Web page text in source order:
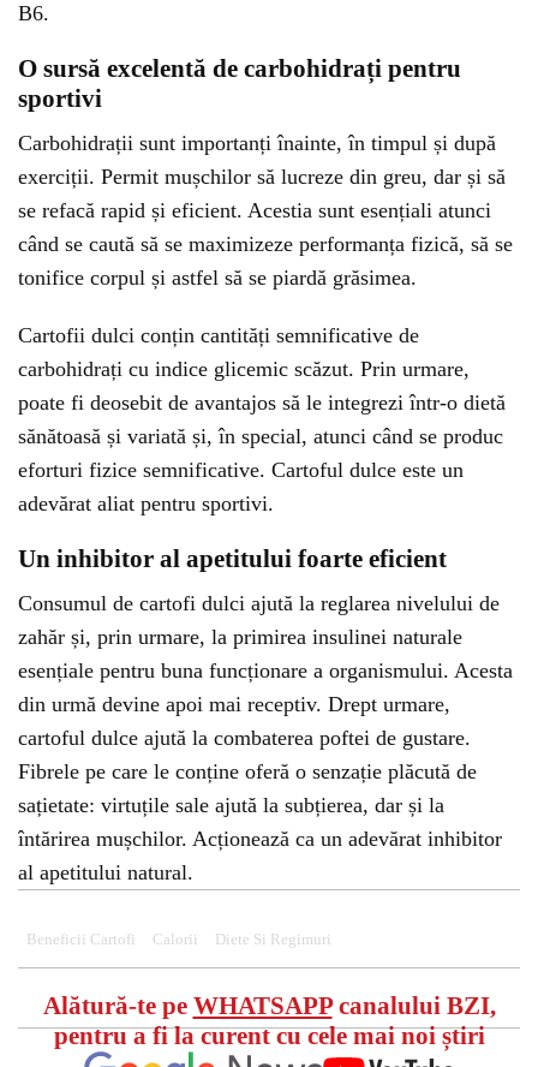
B6.
O sursă excelentă de carbohidrați pentru
sportivi
Carbohidrații sunt importanți înainte, în timpul și după
exerciții. Permit mușchilor să lucreze din greu, dar și să
se refacă rapid și eficient. Acestia sunt esențiali atunci
când se caută să se maximizeze performanța fizică, să se
tonifice corpul și astfel să se piardă grăsimea.
Cartofii dulci conțin cantități semnificative de
carbohidrați cu indice glicemic scăzut. Prin urmare,
poate fi deosebit de avantajos să le integrezi într-o dietă
sănătoasă și variată și, în special, atunci când se produc
eforturi fizice semnificative. Cartoful dulce este un
adevărat aliat pentru sportivi.
Un inhibitor al apetitului foarte eficient
Consumul de cartofi dulci ajută la reglarea nivelului de
zahăr și, prin urmare, la primirea insulinei naturale
esențiale pentru buna funcționare a organismului. Acesta
din urmă devine apoi mai receptiv. Drept urmare,
cartoful dulce ajută la combaterea poftei de gustare.
Fibrele pe care le conține oferă o senzație plăcută de
sațietate: virtuțile sale ajută la subțierea, dar și la
întărirea mușchilor. Acționează ca un adevărat inhibitor
al apetitului natural.
Beneficii Cartofi Calorii Diete Si Regimuri
Alătură-te pe WHATSAPPcanalului BZI,
pentru a fi la curent cu cele mai noi știri